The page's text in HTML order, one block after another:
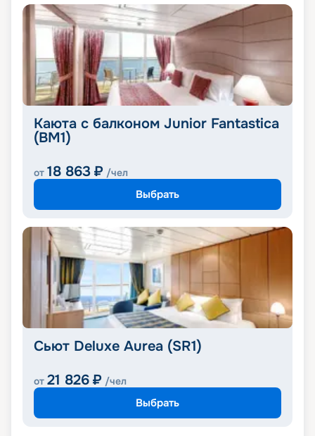
Каюта с балконом Junior Fantastica
(BM1)
от 18 863 ₽ /чел
Выбрать
Сьют Deluxe Aurea (SR1)
от 21 826 ₽ /чел
Выбрать